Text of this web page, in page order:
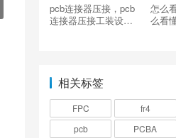
pcb连接器压接，pcb
连接器压接工装设计
怎么
么看
相关标签
FPC fr4
pcb
PCBA